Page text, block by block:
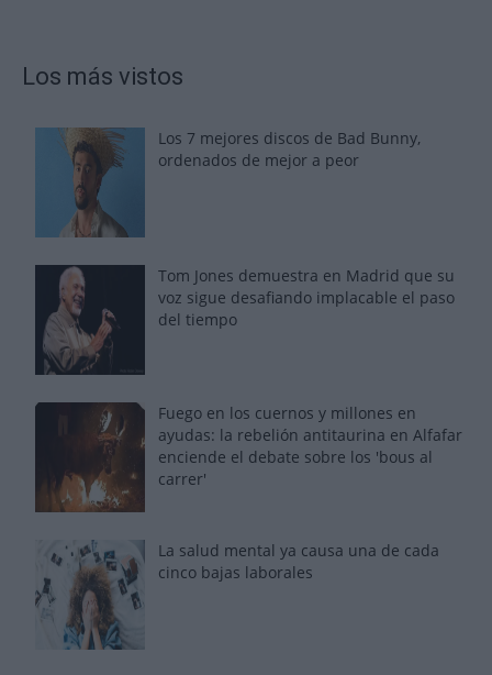
Los más vistos
Los 7 mejores discos de Bad Bunny,
ordenados de mejor a peor
Tom Jones demuestra en Madrid que su
voz sigue desafiando implacable el paso
del tiempo
Fuego en los cuernos y millones en
ayudas: la rebelión antitaurina en Alfafar
enciende el debate sobre los 'bous al
carrer'
La salud mental ya causa una de cada
cinco bajas laborales